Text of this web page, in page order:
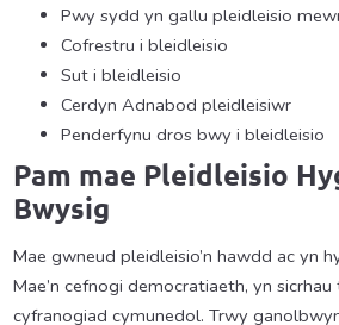
Pwy sydd yn gallu pleidleisio
Cofrestru i bleidleisio
Sut i bleidleisio
Cerdyn Adnabod pleidleisiwr
Penderfynu dros bwy i bleidleisio
Pam mae Pleidleisio
Bwysig
Mae gwneud pleidleisio’n hawdd ac yn
Mae’n cefnogi democratiaeth, yn
cyfranogiad cymunedol. Trwy